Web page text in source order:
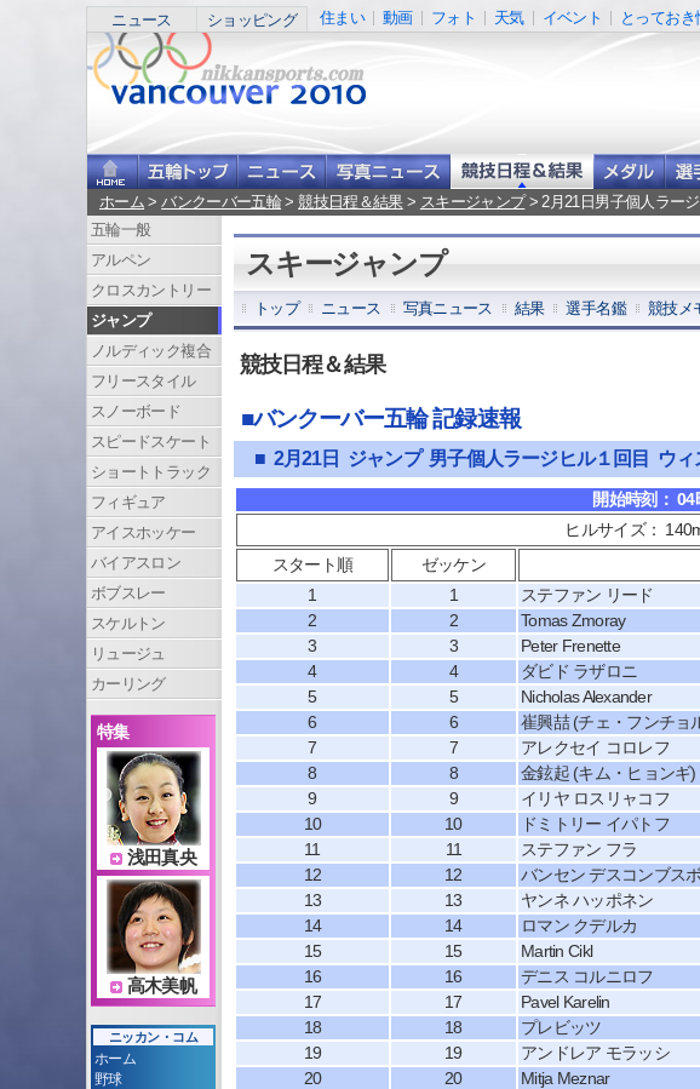
ニュース ショッピング 住まい 動画 フォト 天気 イベント とっておき
ホーム >バンクーバー五輪>競技日程＆結果> スキージャンプ> 2月21日男子個人ラー
スキージャンプ
トップ ニュース 写真ニュース 結果 選手名鑑 競技メ
競技日程＆結果
■バンクーバー五輪 記録速報
■ 2月21日 ジャンプ 男子個人ラージヒル１回目 ウィ
開始時刻：
ヒルサイズ：
スタート順
ゼッケン
1
1 ステファン リード
2
2 Tomas Zmoray
3
3 Peter Frenette
4
4 ダビド ラザロニ
5
5 Nicholas Alexander
6
6 崔興喆 (チェ・フンチョ
7
7 アレクセイ コロレフ
8
8 金鉉起 (キム・ヒョンギ)
9
9 イリヤ ロスリャコフ
10
10 ドミトリー イパトフ
11
11 ステファン フラ
12
12 バンセン デスコンブス
13
13 ヤンネ ハッポネン
14
14 ロマン クデルカ
15
15 Martin Cikl
16
16 デニス コルニロフ
17
17 Pavel Karelin
18
18 プレビッツ
19
19 アンドレア モラッシ
20
20 Mitja Meznar
五輪一般
アルペン
クロスカントリー
ジャンプ
ノルディック複合
フリースタイル
スノーボード
スピードスケート
ショートトラック
フィギュア
アイスホッケー
バイアスロン
ボブスレー
スケルトン
リュージュ
カーリング
特集
浅田真央
高木美帆
ニッカン・コム
ホーム
野球